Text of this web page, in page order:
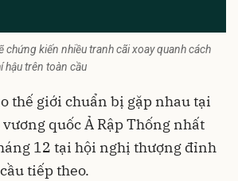
chứng kiến nhiều tranh cãi xoay quanh cách
hậu trên toàn cầu
thế giới chuẩn bị gặp nhau tại
quốc Ả Rập Thống nhất
12 tại hội nghị thượng đỉnh
tiếp theo.